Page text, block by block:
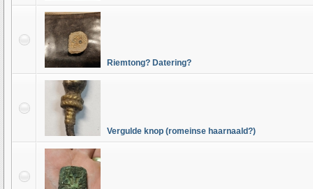
Riemtong? Datering?
Vergulde knop (romeinse haarnaald?)